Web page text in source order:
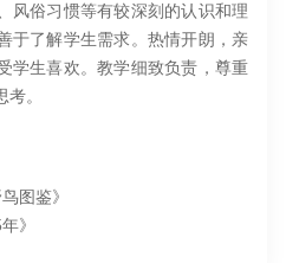
风俗习惯等有较深刻的认识和理
于了解学生需求。热情开朗，亲
学生喜欢。教学细致负责，尊重
。
图鉴》
》